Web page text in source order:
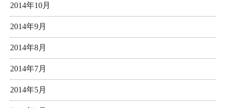
2014年10月
2014年9月
2014年8月
2014年7月
2014年5月